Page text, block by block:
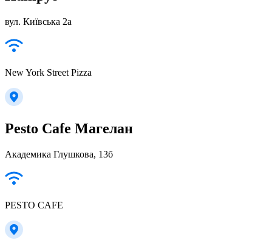
вул. Київська 2а
New York Street Pizza
Pesto Cafe Магелан
Академика Глушкова, 13б
PESTO CAFE